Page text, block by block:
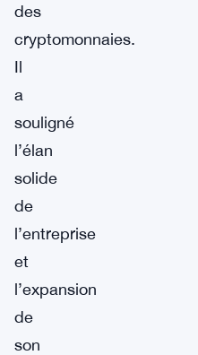
des
cryptomonnaies.
Il
a
souligné
l’élan
solide
de
l’entreprise
et
l’expansion
de
son